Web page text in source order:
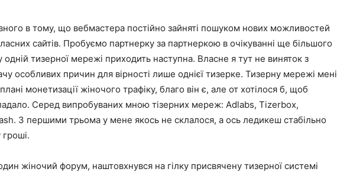
в тому, що вебмастера постійно зайняті пошуком нових можливостей
сайтів. Пробуємо партнерку за партнеркою в очікуванні ще більшого
одній тизерної мережі приходить наступна. Власне я тут не виняток з
особливих причин для вірності лише однієї тизерке. Тизерну мережі мені
монетизації жіночого трафіку, благо він є, але от хотілося б, щоб
Серед випробуваних мною тізерних мереж: Adlabs, Tizerbox,
З першими трьома у мене якось не склалося, а ось ледикеш стабільно
жіночий форум, наштовхнувся на гілку присвячену тизерної системі